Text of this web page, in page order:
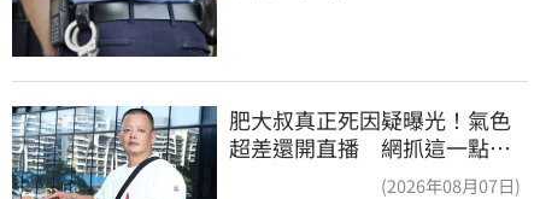
肥大叔真正死因疑曝光！氣色
超差還開直播 網抓這一點超
(2026年08月07日)